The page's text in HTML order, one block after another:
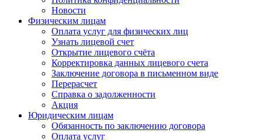
Новости
Физическим лицам
Оплата услуг для физических лиц
Узнать лицевой счет
Открытие лицевого счёта
Корректировка данных лицевого счета
Заключение договора в письменном виде
Перерасчет
Справка о задолженности
Акция
Юридическим лицам
Обязанность по заключению договора
Оплата услуг